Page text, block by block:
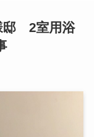
邸 2室用浴